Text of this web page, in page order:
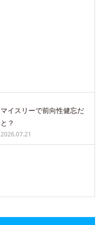
マイスリーで前向性健忘だ
と？
2026.07.21